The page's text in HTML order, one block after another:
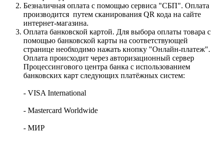
Безналичная оплата с помощью сервиса "СБП". Оплата
производится путем сканирования QR кода на сайте
интернет-магазина.
Оплата банковской картой. Для выбора оплаты товара с
помощью банковской карты на соответствующей
странице необходимо нажать кнопку "Онлайн-платеж".
Оплата происходит через авторизационный сервер
Процессингового центра банка с использованием
банковских карт следующих платёжных систем:
- VISA International
- Mastercard Worldwide
- МИР